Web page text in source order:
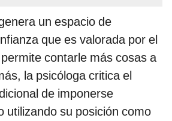
un espacio de
que es valorada por el
contarle más cosas a
la psicóloga critica el
de imponerse
utilizando su posición como